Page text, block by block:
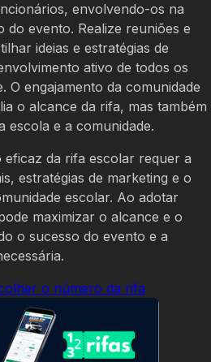
envolvendo-os na
do evento. Realize reuniões e
ideias e estratégias de
ativo de todos os
O engajamento da comunidade
o alcance da rifa, mas também
escola e a comunidade.
da rifa escolar requer a
estratégias de marketing e o
escolar. Ao adotar
maximizar o alcance e o
o sucesso do evento e a
o número da rifa